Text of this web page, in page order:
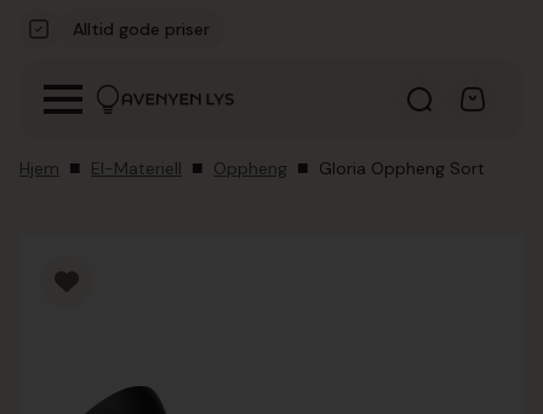
Alltid gode priser
Hjem El-Materiell Oppheng Gloria Oppheng Sort